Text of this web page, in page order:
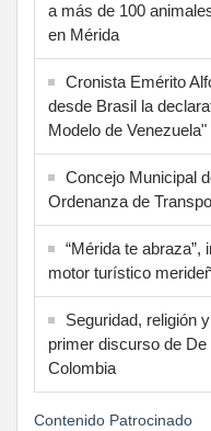
a más de 100
en Mérida
Cronista Emérito
desde Brasil la
Modelo de Venezuela"
Concejo Municipal
Ordenanza de
“Mérida te abraza”,
motor turístico
Seguridad, religión
primer discurso de
Colombia
Contenido Patrocinado